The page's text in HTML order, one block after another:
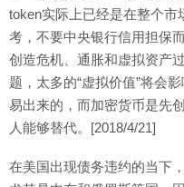
token实际上已经是在整个市
考，不要中央银行信用担保
创造危机、通胀和虚拟资产
题，太多的“虚拟价值”将会
易出来的，而加密货币是先
人能够替代。[2018/4/21]
在美国出现债务违约的当下